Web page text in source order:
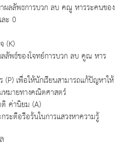
ลลัพธการบวก ลบ คณู หารระคนของ
ะ 0
(K)
ลลัพธ์ของโจทย์การบวก ลบ คูณ หาร
เพื่อให้นักเรียนสามารถแก้ปัญหาให้
หมายทางคณิตศาสตร์
ค่านิยม (A)
กระตือรือร้นในการแสวงหาความรู้